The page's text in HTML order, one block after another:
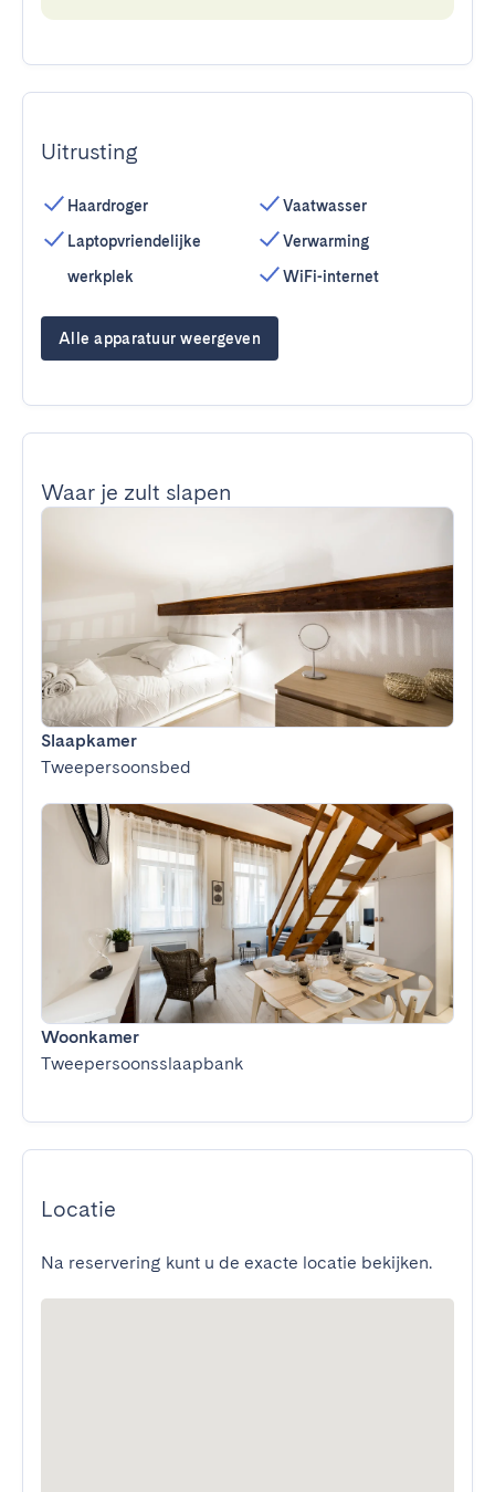
Uitrusting
Haardroger
Laptopvriendelijke
werkplek
Vaatwasser
Verwarming
WiFi-internet
Alle apparatuur weergeven
Waar je zult slapen
Slaapkamer
Tweepersoonsbed
Woonkamer
Tweepersoonsslaapbank
Locatie
Na reservering kunt u de exacte locatie bekijken.